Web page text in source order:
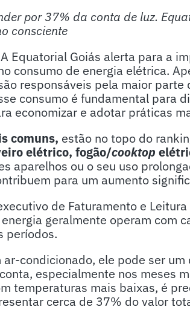
por 37% da conta de luz.
consciente
A Equatorial Goiás alerta para a
consumo de energia elétrica.
responsáveis pela maior parte
consumo é fundamental para
economizar e adotar práticas
comuns, estão no topo do
elétrico, fogão/cooktop
aparelhos ou o seu uso
para um aumento
de Faturamento e
geralmente operam com
períodos.
ar-condicionado, ele pode ser
especialmente nos meses
temperaturas mais baixas, é
cerca de 37% do valor